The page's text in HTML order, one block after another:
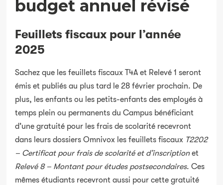
budget annuel révisé
Feuillets fiscaux pour l’année
2025
Sachez que les feuillets fiscaux T4A et Relevé 1 seront
émis et publiés au plus tard le 28 février prochain. De
plus, les enfants ou les petits-enfants des employés à
temps plein ou permanents du Campus bénéficiant
d’une gratuité pour les frais de scolarité recevront
dans leurs dossiers Omnivox les feuillets fiscaux T2202
– Certificat pour frais de scolarité et d’inscriptionet
Relevé 8 – Montant pour études postsecondaires. Ces
mêmes étudiants recevront aussi pour cette gratuité